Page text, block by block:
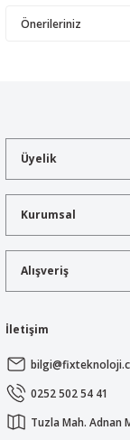
Önerileriniz
Ürün
Ürün bilgilerinde
Bu ürüne benzer
Üyelik
Kurumsal
Alışveriş
İletişim
0252 502 54 41
Tuzla Mah. Adnan